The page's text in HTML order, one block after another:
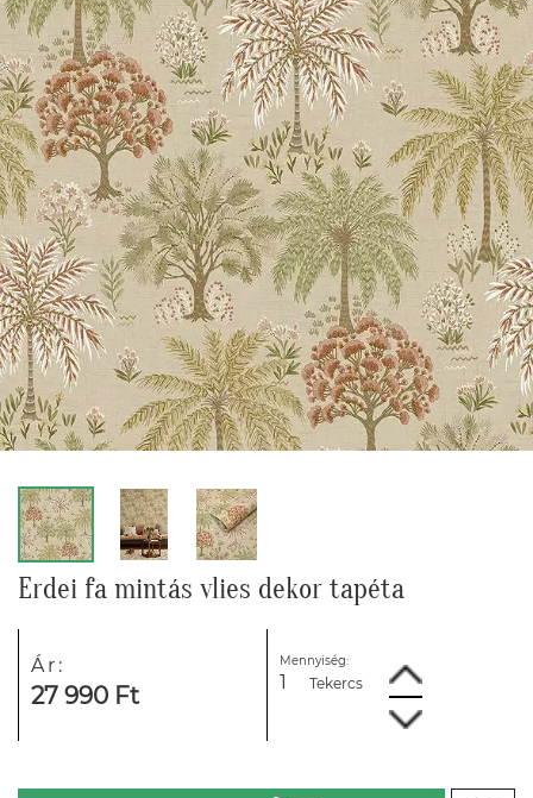
Erdei fa mintás vlies dekor tapéta
Ár:
27 990 Ft
Mennyiség:
Tekercs